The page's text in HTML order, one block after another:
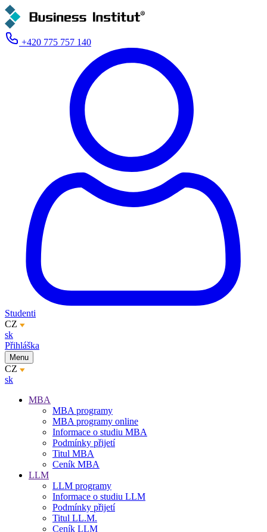
+420 775 757 140
Studenti
CZ
sk
Přihláška
Menu
CZ
sk
MBA
MBA programy
MBA programy online
Informace o studiu MBA
Podmínky přijetí
Titul MBA
Ceník MBA
LLM
LLM programy
Informace o studiu LLM
Podmínky přijetí
Titul LL.M.
Ceník LLM